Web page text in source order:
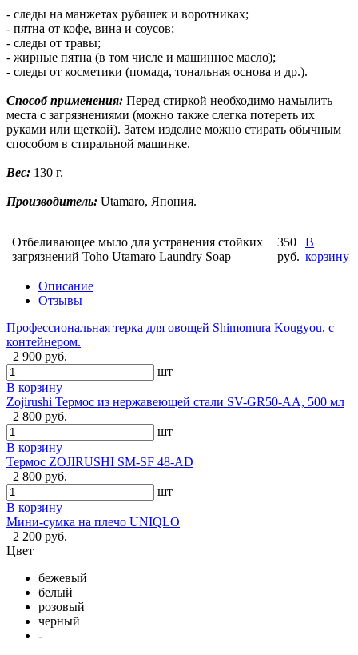
- следы на манжетах рубашек и воротниках;
- пятна от кофе, вина и соусов;
- следы от травы;
- жирные пятна (в том числе и машинное масло);
- следы от косметики (помада, тональная основа и др.).
Способ применения: Перед стиркой необходимо намылить
места с загрязнениями (можно также слегка потереть их
руками или щеткой). Затем изделие можно стирать обычным
способом в стиральной машинке.
Вес: 130 г.
Производитель: Utamaro, Япония.
Отбеливающее мыло для устранения стойких
загрязнений Toho Utamaro Laundry Soap
350
руб.
В
корзину
Описание
Отзывы
Профессиональная терка для овощей Shimomura Kougyou, с
контейнером.
2 900 руб.
шт
В корзину
Zojirushi Термос из нержавеющей стали SV-GR50-AA, 500 мл
2 800 руб.
шт
В корзину
Термос ZOJIRUSHI SM-SF 48-AD
2 800 руб.
шт
В корзину
Мини-сумка на плечо UNIQLO
2 200 руб.
Цвет
бежевый
белый
розовый
черный
-